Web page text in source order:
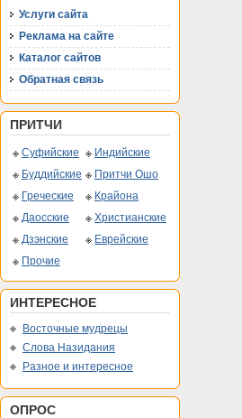
Услуги сайта
Реклама на сайте
Каталог сайтов
Обратная связь
ПРИТЧИ
Суфийские
Индийские
Буддийские
Притчи Ошо
Греческие
Крайона
Даосские
Христианские
Дзэнские
Еврейские
Прочие
ИНТЕРЕСНОЕ
Восточные мудрецы
Слова Назидания
Разное и интересное
ОПРОС